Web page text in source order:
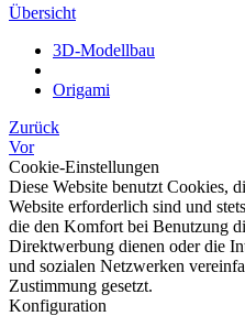
Übersicht
3D-Modellbau
Origami
Zurück
Vor
Cookie-Einstellungen
Diese Website benutzt Cookies,
Website erforderlich sind und
die den Komfort bei Benutzung
Direktwerbung dienen oder die
und sozialen Netzwerken
Zustimmung gesetzt.
Konfiguration